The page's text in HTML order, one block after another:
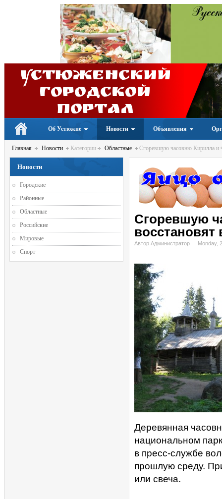
Устюженский
Городской
портал
Об Устюжне Новости Объявления
Главная Новости Категории Областные Сгоревшую часовню Кирилла и
Сгоревшую
восстановят
Автор Администратор Monday,
Деревянная
национальном
в пресс-службе
прошлую среду.
или свеча.
Новости
Городские
Районные
Областные
Российские
Мировые
Спорт